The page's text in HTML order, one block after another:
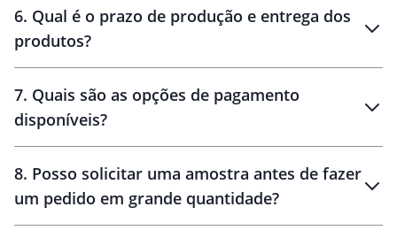
6. Qual é o prazo de produção e entrega dos
produtos?
10 dias
brinde
48 horas
7. Quais são as opções de pagamento
disponíveis?
8. Posso solicitar uma amostra antes de fazer
um pedido em grande quantidade?